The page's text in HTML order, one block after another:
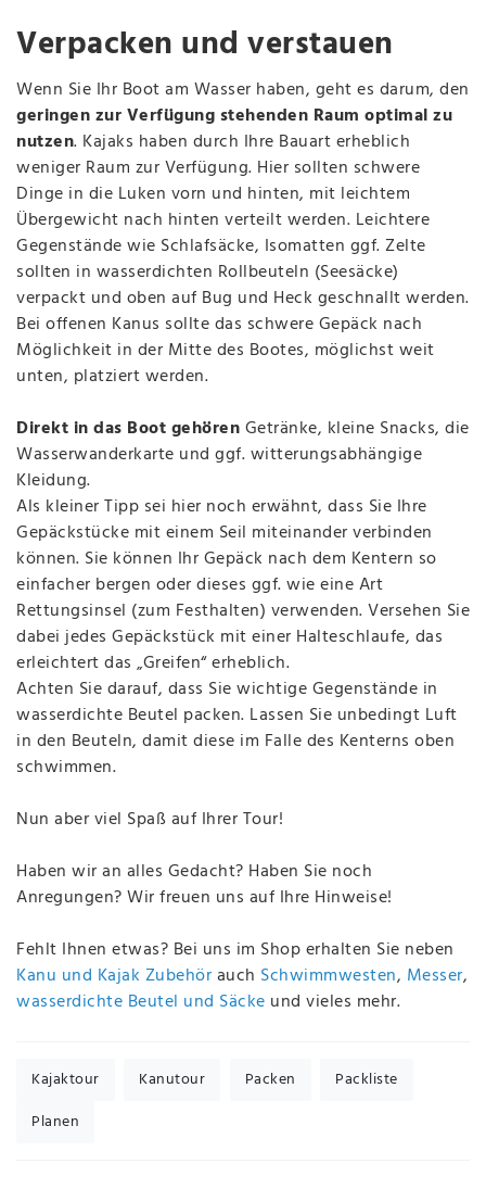
Verpacken und verstauen
Wenn Sie Ihr Boot am Wasser haben, geht es darum, den
geringen zur Verfügung stehenden Raum optimal zu
nutzen. Kajaks haben durch Ihre Bauart erheblich
weniger Raum zur Verfügung. Hier sollten schwere
Dinge in die Luken vorn und hinten, mit leichtem
Übergewicht nach hinten verteilt werden. Leichtere
Gegenstände wie Schlafsäcke, Isomatten ggf. Zelte
sollten in wasserdichten Rollbeuteln (Seesäcke)
verpackt und oben auf Bug und Heck geschnallt werden.
Bei offenen Kanus sollte das schwere Gepäck nach
Möglichkeit in der Mitte des Bootes, möglichst weit
unten, platziert werden.
Direkt in das Boot gehörenGetränke, kleine Snacks, die
Wasserwanderkarte und ggf. witterungsabhängige
Kleidung.
Als kleiner Tipp sei hier noch erwähnt, dass Sie Ihre
Gepäckstücke mit einem Seil miteinander verbinden
können. Sie können Ihr Gepäck nach dem Kentern so
einfacher bergen oder dieses ggf. wie eine Art
Rettungsinsel (zum Festhalten) verwenden. Versehen Sie
dabei jedes Gepäckstück mit einer Halteschlaufe, das
erleichtert das „Greifen“ erheblich.
Achten Sie darauf, dass Sie wichtige Gegenstände in
wasserdichte Beutel packen. Lassen Sie unbedingt Luft
in den Beuteln, damit diese im Falle des Kenterns oben
schwimmen.
Nun aber viel Spaß auf Ihrer Tour!
Haben wir an alles Gedacht? Haben Sie noch
Anregungen? Wir freuen uns auf Ihre Hinweise!
Fehlt Ihnen etwas? Bei uns im Shop erhalten Sie neben
Kanu und Kajak Zubehörauch Schwimmwesten, Messer,
wasserdichte Beutel und Säcke und vieles mehr.
Kajaktour Kanutour Packen
Packliste
Planen